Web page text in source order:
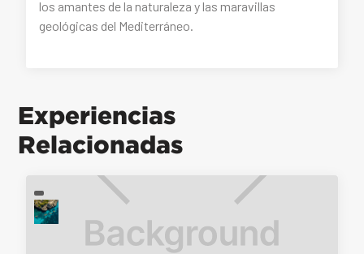
los amantes de la naturaleza y las maravillas
geológicas del Mediterráneo.
Experiencias
Relacionadas